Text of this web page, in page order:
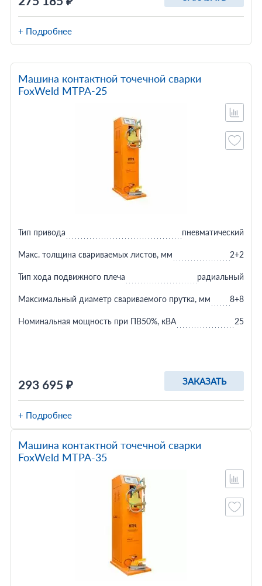
+ Подробнее
Машина контактной точечной сварки
FoxWeld МТРА-25
293 695 ₽ ЗАКАЗАТЬ
Тип привода пневматический
Макс. толщина свариваемых листов, мм 2+2
Тип хода подвижного плеча радиальный
Максимальный диаметр свариваемого прутка, мм 8+8
Номинальная мощность при ПВ50%, кВА 25
+ Подробнее
Машина контактной точечной сварки
FoxWeld МТРА-35